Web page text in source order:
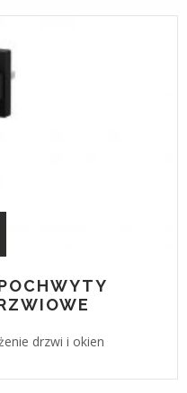
drzwi i okien